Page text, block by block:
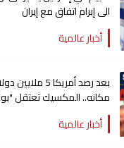
الى إبرام اتفاق مع إيران
أخبار عالمية
بعد رصد أمريكا
مكانه.. المكسيك تعتقل
أخبار عالمية